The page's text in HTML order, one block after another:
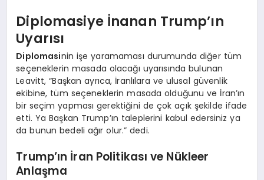
Diplomasiye İnanan Trump’ın
Uyarısı
Diplomasinin işe yaramaması durumunda diğer tüm
seçeneklerin masada olacağı uyarısında bulunan
Leavitt, “Başkan ayrıca, İranlılara ve ulusal güvenlik
ekibine, tüm seçeneklerin masada olduğunu ve İran’ın
bir seçim yapması gerektiğini de çok açık şekilde ifade
etti. Ya Başkan Trump’ın taleplerini kabul edersiniz ya
da bunun bedeli ağır olur.” dedi.
Trump’ın İran Politikası ve Nükleer
Anlaşma